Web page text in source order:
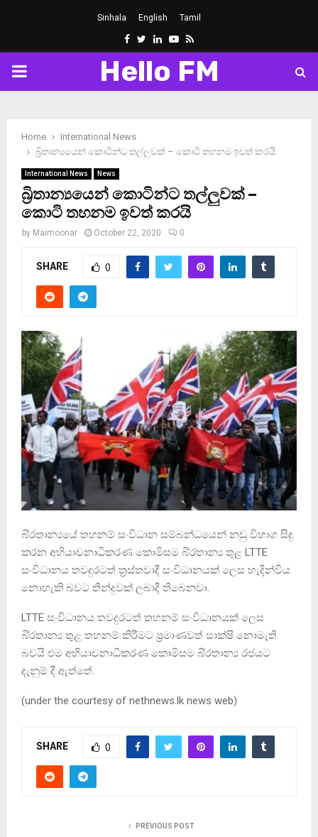
Sinhala English Tamil
Facebook
Twitter
LinkedinYoutube
Rss
PRIMARY
Hello FM
Home
International News
බ්‍රිතාන්‍යයෙන් කොටින්ට තල්ලුවක් – කොටි තහනම ඉවත් කරයි
International News News
බ්‍රිතාන්‍යයෙන් කොටින්ට තල්ලුවක් –
කොටි තහනම ඉවත් කරයි
by Maimoonar October 22, 2020 0
SHARE 0
බි‍්‍රතාන්‍යයේ තහනම් සංවිධාන සම්බන්ධයෙන් නඩු විභාග සිදු
කරන අභියාචනාධිකරණ කොමිසම බි‍්‍රතාන්‍ය තුළ LTTE
සංවිධානය තවදුරටත් ත‍්‍රස්තවාදී සංවිධානයක් ලෙස හැදින්විය
නොහැකි බවට තීන්දුවක් ලබාදී තිබෙනවා.
LTTE සංවිධානය තවදුරටත් තහනම් සංවිධානයක් ලෙස
බි‍්‍රතාන්‍ය තුළ තහනම් කිරීමට ප‍්‍රමාණවත් සාක්ෂි නොමැති
බවයි එම අභියාචනාධිකරණ කොමිසම බි‍්‍රතාන්‍ය රජයට
දැනුම් දී ඇත්තේ.
(under the courtesy of nethnews.lk news web)
SHARE 0
PREVIOUS POST